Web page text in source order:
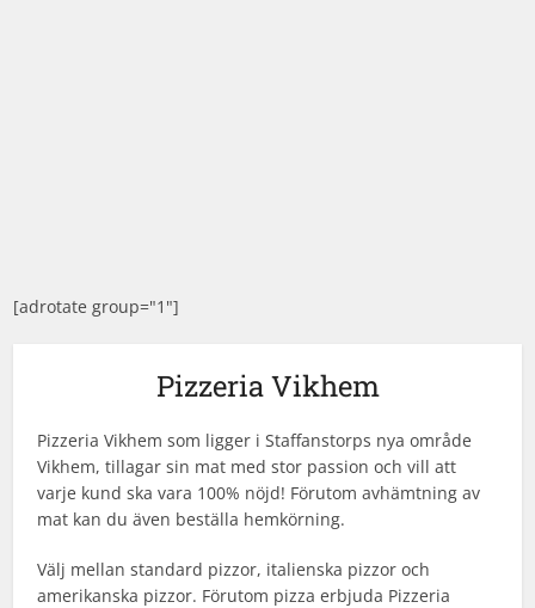
[adrotate group="1"]
Pizzeria Vikhem
Pizzeria Vikhem som ligger i Staffanstorps nya område
Vikhem, tillagar sin mat med stor passion och vill att
varje kund ska vara 100% nöjd! Förutom avhämtning av
mat kan du även beställa hemkörning.
Välj mellan standard pizzor, italienska pizzor och
amerikanska pizzor. Förutom pizza erbjuda Pizzeria